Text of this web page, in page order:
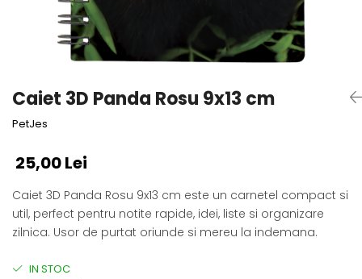
Creioane
Brelocuri 3D
Glitter Eyes
Fairytales
Wild Hangers
Teasing Monkey
Baby Products
PocketPals
Slapbracelet
Girly
Lovely Hearts
Keychains
Caiet 3D Panda Rosu 9x13 cm
PetJes
25,00 Lei
Caiet 3D Panda Rosu 9x13 cm este un carnetel compact si
util, perfect pentru notite rapide, idei, liste si organizare
zilnica. Usor de purtat oriunde si mereu la indemana.
IN STOC